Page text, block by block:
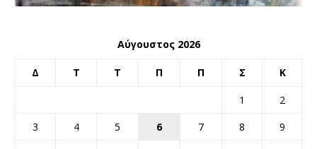
Αύγουστος 2026
Δ Τ Τ Π Π Σ Κ
1
2
3
4 5 6 7 8
9